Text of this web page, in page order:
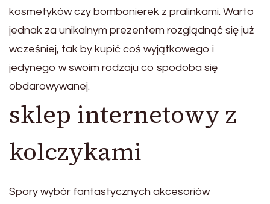
kosmetyków czy bombonierek z pralinkami. Warto
jednak za unikalnym prezentem rozglądnąć się już
wcześniej, tak by kupić coś wyjątkowego i
jedynego w swoim rodzaju co spodoba się
obdarowywanej.
sklep internetowy z
kolczykami
Spory wybór fantastycznych akcesoriów